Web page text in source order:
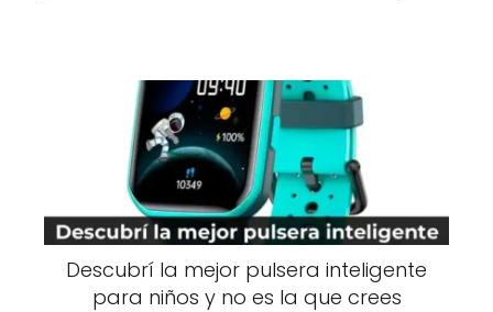
Descubrí la mejor pulsera inteligente
para niños y no es la que crees